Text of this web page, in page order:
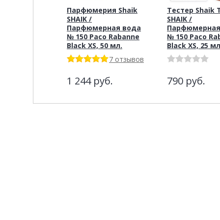
Парфюмерия Shaik
SHAIK /
Парфюмерная вода
№ 150 Paco Rabanne
Black XS, 50 мл.
7 отзывов
1 244 руб.
Тестер Shaik
SHAIK /
№ 150 Paco
Black XS, 25
790 руб.